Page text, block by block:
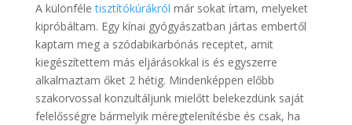
A különféletisztítókúrákról már sokat írtam, melyeket
kipróbáltam. Egy kínai gyógyászatban jártas embertől
kaptam meg a szódabikarbónás receptet, amit
kiegészítettem más eljárásokkal is és egyszerre
alkalmaztam őket 2 hétig. Mindenképpen előbb
szakorvossal konzultáljunk mielőtt belekezdünk saját
felelősségre bármelyik méregtelenítésbe és csak, ha